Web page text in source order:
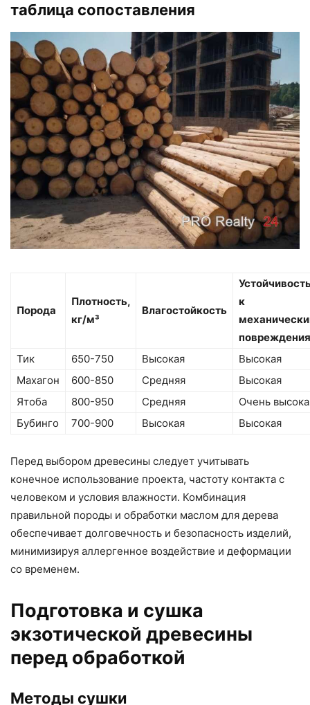
таблица сопоставления
Порода
Плотность,
кг/м³
Влагостойкость
к
Тик
650-750 Высокая
Высокая
Махагон
600-850 Средняя
Высокая
Ятоба
800-950 Средняя
Очень
Бубинго
700-900 Высокая Высокая
Перед выбором древесины следует учитывать
конечное использование проекта, частоту контакта с
человеком и условия влажности. Комбинация
правильной породы и обработки маслом для дерева
обеспечивает долговечность и безопасность изделий,
минимизируя аллергенное воздействие и деформации
со временем.
Подготовка и сушка
экзотической древесины
перед обработкой
Методы сушки